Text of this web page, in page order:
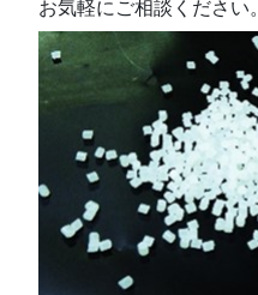
お気軽にご相談ください。